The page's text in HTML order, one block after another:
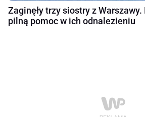
Zaginęły trzy siostry z
pilną pomoc w ich odnalezieniu